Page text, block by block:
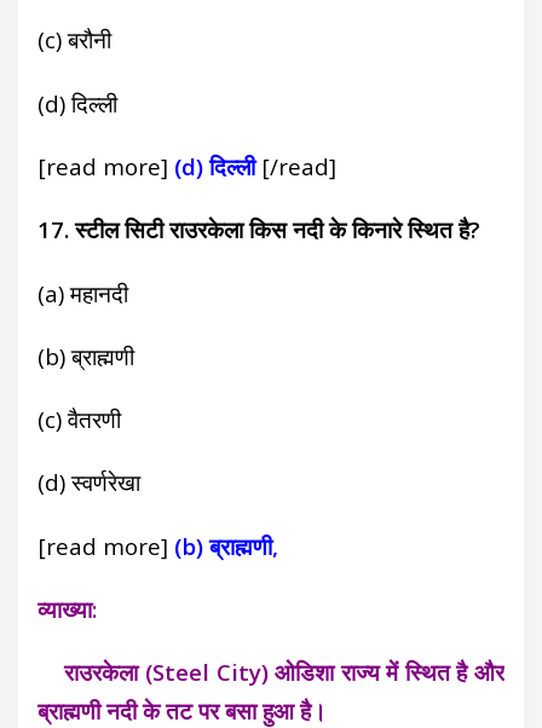
(c) बरौनी
(d) दिल्ली
[read more] (d) दिल्ली[/read]
17. स्टील सिटी राउरकेला किस नदी के किनारे स्थित है?
(a) महानदी
(b) ब्राह्मणी
(c) वैतरणी
(d) स्वर्णरेखा
[read more] (b) ब्राह्मणी,
व्याख्या:
राउरकेला (Steel City) ओडिशा राज्य में स्थित है और
ब्राह्मणी नदी के तट पर बसा हुआ है।